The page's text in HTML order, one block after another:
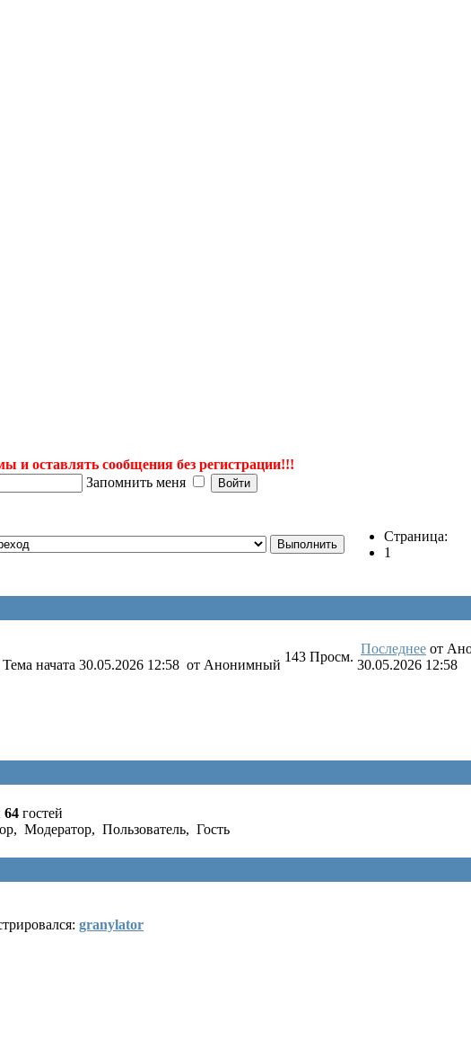
и оставлять сообщения без регистрации!!!
Запомнить меня
Страница:
1
Тема начата 30.05.2026 12:58 от Анонимный
143 Просм.
Последнее от
30.05.2026 12:58
64 гостей
, Модератор, Пользователь, Гость
granylator